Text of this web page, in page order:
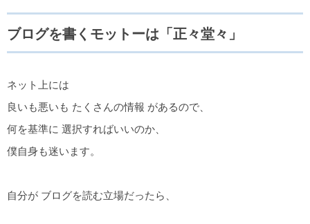
ブログを書くモットーは「正々堂々」
ネット上には
良いも悪いも たくさんの情報 があるので、
何を基準に 選択すればいいのか、
僕自身も迷います。
自分が ブログを読む立場だったら、